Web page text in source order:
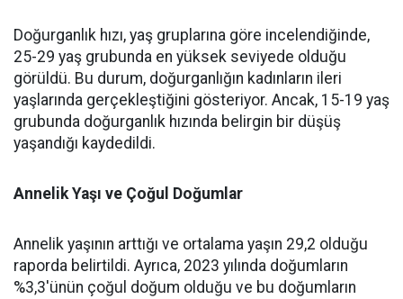
Doğurganlık hızı, yaş gruplarına göre incelendiğinde,
25-29 yaş grubunda en yüksek seviyede olduğu
görüldü. Bu durum, doğurganlığın kadınların ileri
yaşlarında gerçekleştiğini gösteriyor. Ancak, 15-19 yaş
grubunda doğurganlık hızında belirgin bir düşüş
yaşandığı kaydedildi.
Annelik Yaşı ve Çoğul Doğumlar
Annelik yaşının arttığı ve ortalama yaşın 29,2 olduğu
raporda belirtildi. Ayrıca, 2023 yılında doğumların
%3,3'ünün çoğul doğum olduğu ve bu doğumların